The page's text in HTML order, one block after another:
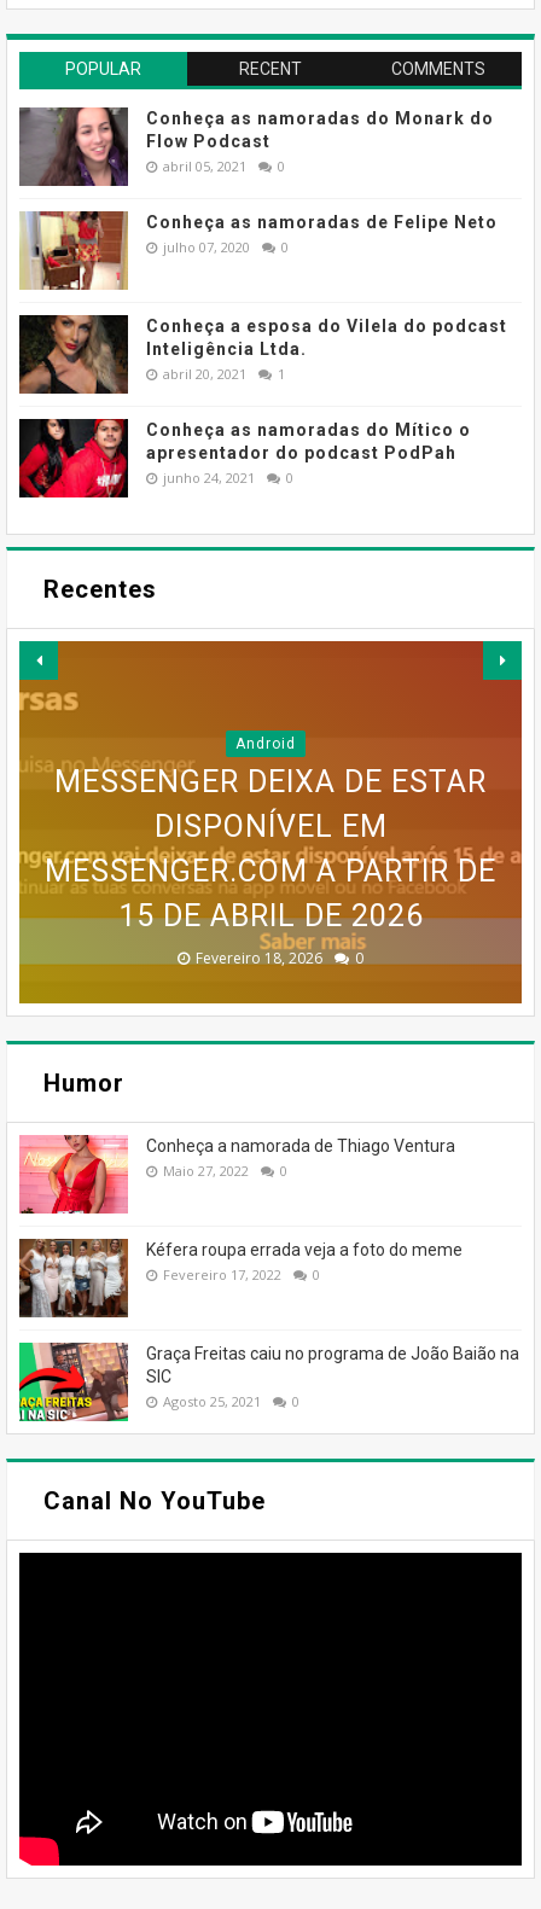
POPULAR RECENT COMMENTS
Conheça as namoradas do Monark do
Flow Podcast
abril 05, 2021 0
Conheça as namoradas de Felipe Neto
julho 07, 2020 0
Conheça a esposa do Vilela do podcast
Inteligência Ltda.
abril 20, 2021 1
Conheça as namoradas do Mítico o
apresentador do podcast PodPah
junho 24, 2021 0
Recentes
GOOGLE EARTH PRO VAI
DESAPARECER: GOOGLE
CONFIRMA DESCONTINUAÇÃO
Julho 27, 2026 0
Android
MESSENGER DEIXA DE ESTAR
DISPONÍVEL EM
MESSENGER.COM A PARTIR DE
15 DE ABRIL DE 2026
Fevereiro 18, 2026 0
SERVIÇO MEO CLOUD VAI SER
DESCONTINUADO!
Janeiro 19, 2026 0
MAPA MENTAL PARA UM BLOG
DE SUCESSO
Dezembro 30, 2025 0
INFOGRÁFICO PARA UM BLOG
DE SUCESSO
Dezembro 30, 2025 0
Humor
Conheça a namorada de Thiago Ventura
Maio 27, 2022 0
Kéfera roupa errada veja a foto do meme
Fevereiro 17, 2022 0
Graça Freitas caiu no programa de João Baião na
SIC
Agosto 25, 2021 0
Canal No YouTube